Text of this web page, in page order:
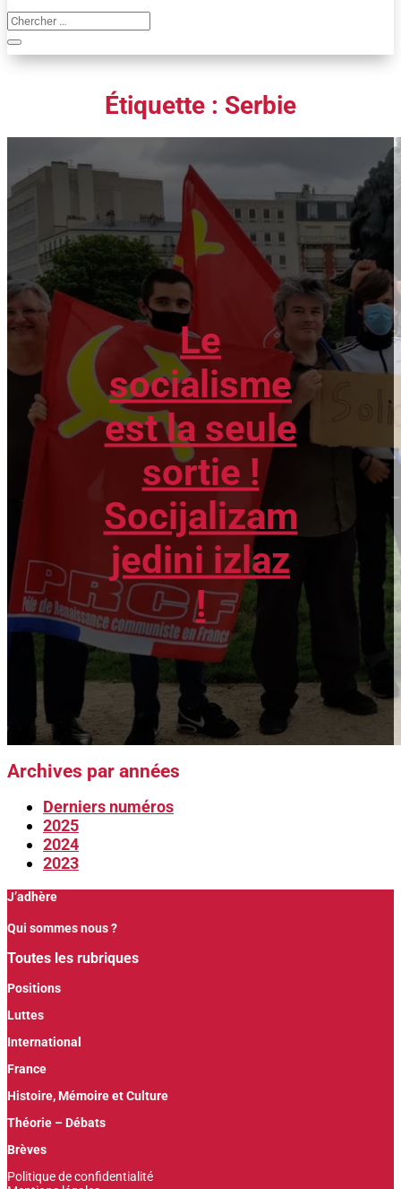
Étiquette : Serbie
Le
socialisme
est la seule
sortie !
Socijalizam
jedini izlaz
!
Archives par années
Derniers numéros
2025
2024
2023
J’adhère
Qui sommes nous ?
Toutes les rubriques
Positions
Luttes
International
France
Histoire, Mémoire et Culture
Théorie – Débats
Brèves
Politique de confidentialité